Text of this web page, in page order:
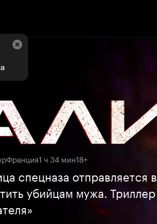
Франция1 ч 34 мин18+
спецназа отправляется в
убийцам мужа. Триллер